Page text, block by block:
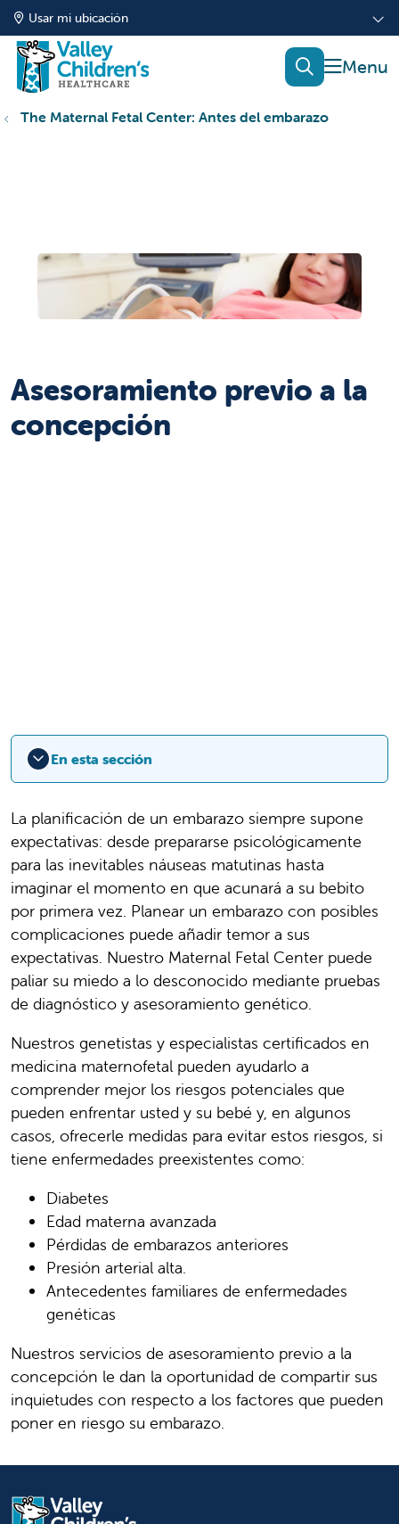
Usar mi ubicación
mostrar
buscar
The Maternal Fetal Center: Antes del embarazo
Asesoramiento previo a la
concepción
En esta sección
La planificación de un embarazo siempre supone
expectativas: desde prepararse psicológicamente
para las inevitables náuseas matutinas hasta
imaginar el momento en que acunará a su bebito
por primera vez. Planear un embarazo con posibles
complicaciones puede añadir temor a sus
expectativas. Nuestro Maternal Fetal Center puede
paliar su miedo a lo desconocido mediante pruebas
de diagnóstico y asesoramiento genético.
Nuestros genetistas y especialistas certificados en
medicina maternofetal pueden ayudarlo a
comprender mejor los riesgos potenciales que
pueden enfrentar usted y su bebé y, en algunos
casos, ofrecerle medidas para evitar estos riesgos, si
tiene enfermedades preexistentes como:
Diabetes
Edad materna avanzada
Pérdidas de embarazos anteriores
Presión arterial alta.
Antecedentes familiares de enfermedades
genéticas
Nuestros servicios de asesoramiento previo a la
concepción le dan la oportunidad de compartir sus
inquietudes con respecto a los factores que pueden
poner en riesgo su embarazo.